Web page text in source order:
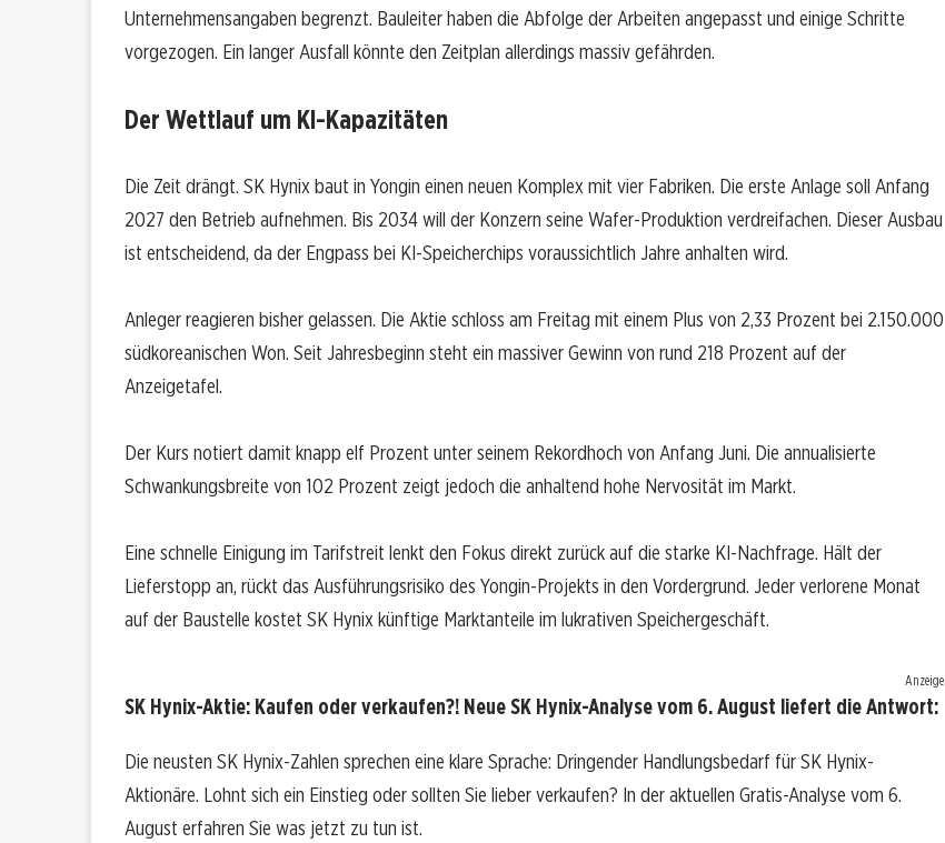
Unternehmensangaben begrenzt. Bauleiter haben die Abfolge der Arbeiten angepasst und einige Schritte
vorgezogen. Ein langer Ausfall könnte den Zeitplan allerdings massiv gefährden.
Der Wettlauf um KI-Kapazitäten
Die Zeit drängt. SK Hynix baut in Yongin einen neuen Komplex mit vier Fabriken. Die erste Anlage soll Anfang
2027 den Betrieb aufnehmen. Bis 2034 will der Konzern seine Wafer-Produktion verdreifachen. Dieser Ausbau
ist entscheidend, da der Engpass bei KI-Speicherchips voraussichtlich Jahre anhalten wird.
Anleger reagieren bisher gelassen. Die Aktie schloss am Freitag mit einem Plus von 2,33 Prozent bei 2.150.000
südkoreanischen Won. Seit Jahresbeginn steht ein massiver Gewinn von rund 218 Prozent auf der
Anzeigetafel.
Der Kurs notiert damit knapp elf Prozent unter seinem Rekordhoch von Anfang Juni. Die annualisierte
Schwankungsbreite von 102 Prozent zeigt jedoch die anhaltend hohe Nervosität im Markt.
Eine schnelle Einigung im Tarifstreit lenkt den Fokus direkt zurück auf die starke KI-Nachfrage. Hält der
Lieferstopp an, rückt das Ausführungsrisiko des Yongin-Projekts in den Vordergrund. Jeder verlorene Monat
auf der Baustelle kostet SK Hynix künftige Marktanteile im lukrativen Speichergeschäft.
Anzeige
SK Hynix-Aktie: Kaufen oder verkaufen?! Neue SK Hynix-Analyse vom 6. August liefert die Antwort:
Die neusten SK Hynix-Zahlen sprechen eine klare Sprache: Dringender Handlungsbedarf für SK Hynix-
Aktionäre. Lohnt sich ein Einstieg oder sollten Sie lieber verkaufen? In der aktuellen Gratis-Analyse vom 6.
August erfahren Sie was jetzt zu tun ist.